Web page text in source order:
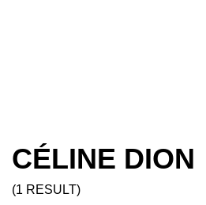
CÉLINE DION
(1 RESULT)